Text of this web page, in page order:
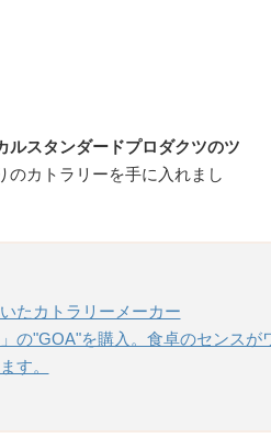
ルスタンダードプロダクツのツ
のカトラリーを手に入れまし
たカトラリーメーカー
の"GOA"を購入。食卓のセンスが
す。